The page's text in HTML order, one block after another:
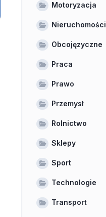
Motoryzacja
Nieruchomości
Obcojęzyczne
Praca
Prawo
Przemysł
Rolnictwo
Sklepy
Sport
Technologie
Transport